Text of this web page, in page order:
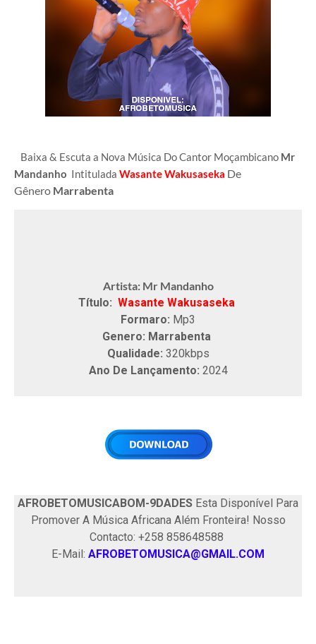
Baixa & Escuta a Nova Música Do Cantor Moçambicano Mr
Mandanho Intitulada Wasante Wakusaseka De
Gênero Marrabenta
Artista: Mr Mandanho
Título: Wasante Wakusaseka
Formaro: Mp3
Genero: Marrabenta
Qualidade: 320kbps
Ano De Lançamento: 2024
AFROBETOMUSICABOM-9DADES Esta Disponível Para
Promover A Música Africana Além Fronteira! Nosso
Contacto: +258 858648588
E-Mail: AFROBETOMUSICA@GMAIL.COM